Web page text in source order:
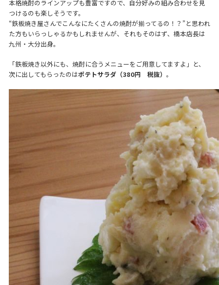
本格焼酎のラインアップも豊富ですので、自分好みの組み合わせを見
つけるのも楽しそうです。
“鉄板焼き屋さんでこんなにたくさんの焼酎が揃ってるの！？”と思われ
た方もいらっしゃるかもしれませんが、それもそのはず、橋本店長は
九州・大分出身。
「鉄板焼き以外にも、焼酎に合うメニューをご用意してますよ」と、
次に出してもらったのはポテトサラダ（380円 税抜） 。